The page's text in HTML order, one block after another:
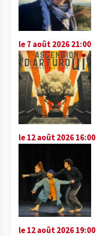
le 7 août 2026 21:00
le 12 août 2026 16:00
le 12 août 2026 19:00